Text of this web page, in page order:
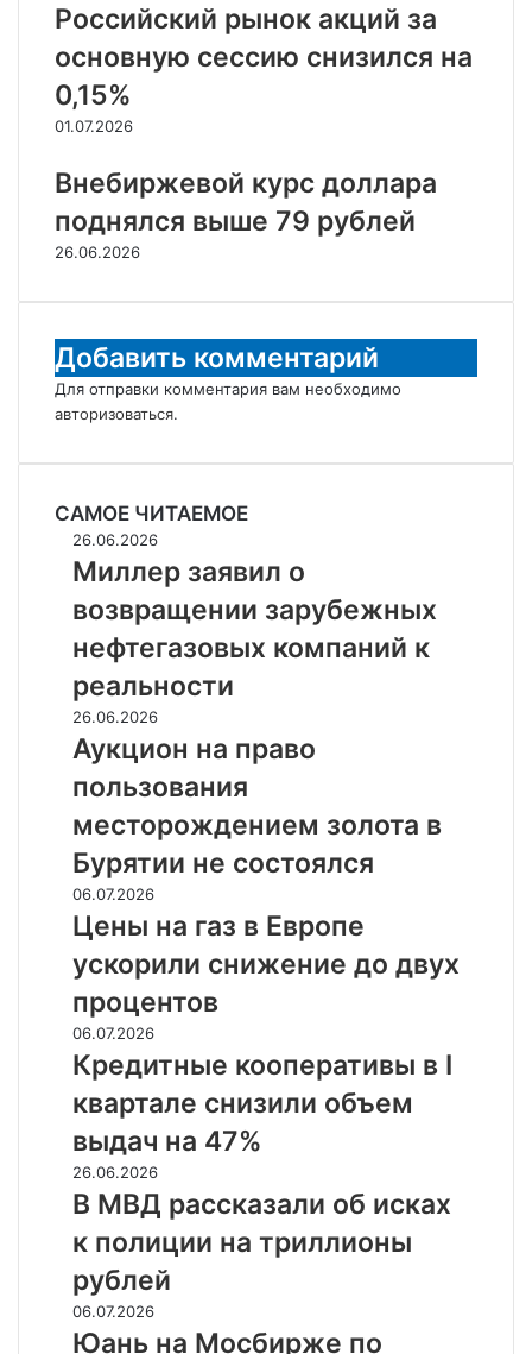
Российский рынок акций за
основную сессию снизился на
0,15%
01.07.2026
Внебиржевой курс доллара
поднялся выше 79 рублей
26.06.2026
Добавить комментарий
Для отправки комментария вам необходимо
авторизоваться.
САМОЕ ЧИТАЕМОЕ
Миллер
заявил
возвращении
зарубежных
нефтегазовых
компаний
к
реальности
26.06.2026
Миллер заявил о
возвращении зарубежных
нефтегазовых компаний к
реальности
Аукцион
на
право
пользования
месторождением
золота
в
Бурятии
не
состоялся
26.06.2026
Аукцион на право
пользования
месторождением золота в
Бурятии не состоялся
Цены
на
газ
в
Европе
ускорили
снижение
до
процентов
06.07.2026
Цены на газ в Европе
ускорили снижение до двух
процентов
Кредитные
кооперативы
квартале
снизили
объем
выдач
47%
06.07.2026
Кредитные кооперативы в I
квартале снизили объем
выдач на 47%
В
МВД
рассказали
об
исках
к
полиции
на
26.06.2026
В МВД рассказали об исках
к полиции на триллионы
рублей
Юань
на
06.07.2026
Юань на Мосбирже по